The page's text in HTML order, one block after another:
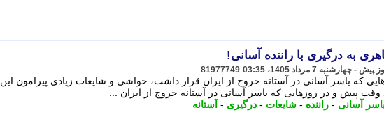
به درگیری با راننده آسانی!
81977749
که یاسر آسانی در آستانه خروج از ایران قرار داشت، حواشی و شایعات زیادی پیرامون این
پیش و در روزهایی که یاسر آسانی در آستانه خروج از ایران ...
آسانی - راننده - شایعات - درگیری - آستانه